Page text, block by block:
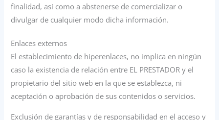
finalidad, así como a abstenerse de comercializar o
divulgar de cualquier modo dicha información.
Enlaces externos
El establecimiento de hiperenlaces, no implica en ningún
caso la existencia de relación entre EL PRESTADOR y el
propietario del sitio web en la que se establezca, ni
aceptación o aprobación de sus contenidos o servicios.
Exclusión de garantías y de responsabilidad en el acceso y